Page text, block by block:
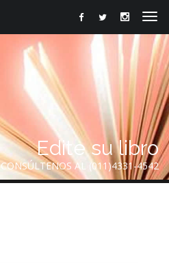
Edite su libro
CONSÚLTENOS AL (011)4331-4542